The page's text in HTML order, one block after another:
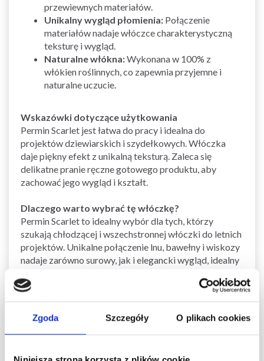
Zgoda Szczegóły O plikach cookies
przewiewnych materiałów.
Unikalny wygląd płomienia: Połączenie
materiałów nadaje włóczce charakterystyczną
teksturę i wygląd.
Naturalne włókna:Wykonana w 100% z
włókien roślinnych, co zapewnia przyjemne i
naturalne uczucie.
Wskazówki dotyczące użytkowania
Permin Scarlet jest łatwa do pracy i idealna do
projektów dziewiarskich i szydełkowych. Włóczka
daje piękny efekt z unikalną teksturą. Zaleca się
delikatne pranie ręczne gotowego produktu, aby
zachować jego wygląd i kształt.
Dlaczego warto wybrać tę włóczkę?
Permin Scarlet to idealny wybór dla tych, którzy
szukają chłodzącej i wszechstronnej włóczki do letnich
projektów. Unikalne połączenie lnu, bawełny i wiskozy
nadaje zarówno surowy, jak i elegancki wygląd, idealny
Zobacz wszystkie włóczki od Permin tutaj
Zobacz wszystkie włóczki do drutów tutaj